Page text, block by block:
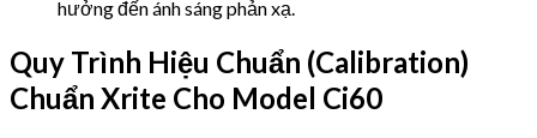
hưởng đến ánh sáng phản xạ.
Quy Trình Hiệu Chuẩn (Calibration)
Chuẩn Xrite Cho Model Ci60